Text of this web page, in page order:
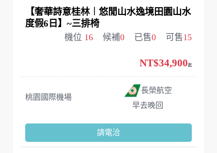
【奢華詩意桂林︱悠閒山水逸境田園山水
度假6日】~三排椅
機位 16 候補0 已售0 可售15
桃園國際機場
長榮航空
早去晚回
NT$34,900起
請電洽